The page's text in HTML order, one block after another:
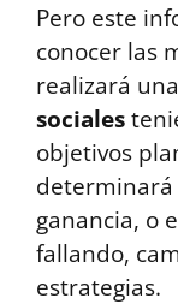
Pero este
conocer las
realizará una
sociales
objetivos
determinará
ganancia, o
fallando,
estrategias.